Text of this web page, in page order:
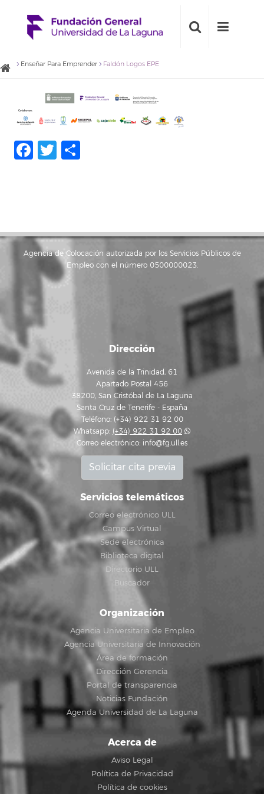
Enseñar Para Emprender Faldón Logos EPE
Facebook
Twitter
Agencia de Colocación autorizada por los Servicios Públicos de
Empleo con el número 0500000023.
Dirección
Avenida de la Trinidad, 61
Apartado Postal 456
38200, San Cristóbal de La Laguna
Santa Cruz de Tenerife - España
Teléfono: (+34) 922 31 92 00
Whatsapp: (+34) 922 31 92 00
Correo electrónico: info@fg.ull.es
Solicitar cita previa
Servicios telemáticos
Correo electrónico ULL
Campus Virtual
Sede electrónica
Biblioteca digital
Directorio ULL
Buscador
Organización
Agencia Universitaria de Empleo
Agencia Universitaria de Innovación
Área de formación
Dirección Gerencia
Portal de transparencia
Noticias Fundación
Agenda Universidad de La Laguna
Acerca de
Aviso Legal
Política de Privacidad
Política de cookies